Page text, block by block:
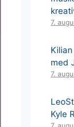
7.
med
7.
Kyle
7.